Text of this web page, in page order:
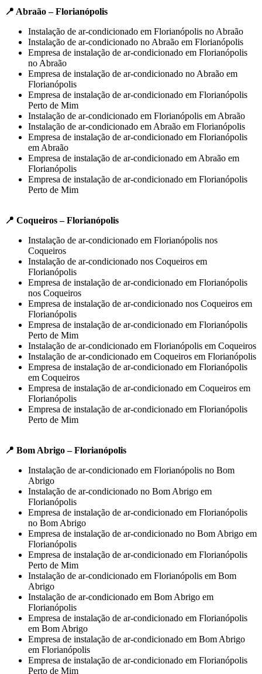
📍 Abraão – Florianópolis
Instalação de ar-condicionado em Florianópolis no Abraão
Instalação de ar-condicionado no Abraão em Florianópolis
Empresa de instalação de ar-condicionado em Florianópolis
no Abraão
Empresa de instalação de ar-condicionado no Abraão em
Florianópolis
Empresa de instalação de ar-condicionado em Florianópolis
Perto de Mim
Instalação de ar-condicionado em Florianópolis em Abraão
Instalação de ar-condicionado em Abraão em Florianópolis
Empresa de instalação de ar-condicionado em Florianópolis
em Abraão
Empresa de instalação de ar-condicionado em Abraão em
Florianópolis
Empresa de instalação de ar-condicionado em Florianópolis
Perto de Mim
📍 Coqueiros – Florianópolis
Instalação de ar-condicionado em Florianópolis nos
Coqueiros
Instalação de ar-condicionado nos Coqueiros em
Florianópolis
Empresa de instalação de ar-condicionado em Florianópolis
nos Coqueiros
Empresa de instalação de ar-condicionado nos Coqueiros em
Florianópolis
Empresa de instalação de ar-condicionado em Florianópolis
Perto de Mim
Instalação de ar-condicionado em Florianópolis em Coqueiros
Instalação de ar-condicionado em Coqueiros em Florianópolis
Empresa de instalação de ar-condicionado em Florianópolis
em Coqueiros
Empresa de instalação de ar-condicionado em Coqueiros em
Florianópolis
Empresa de instalação de ar-condicionado em Florianópolis
Perto de Mim
📍 Bom Abrigo – Florianópolis
Instalação de ar-condicionado em Florianópolis no Bom
Abrigo
Instalação de ar-condicionado no Bom Abrigo em
Florianópolis
Empresa de instalação de ar-condicionado em Florianópolis
no Bom Abrigo
Empresa de instalação de ar-condicionado no Bom Abrigo em
Florianópolis
Empresa de instalação de ar-condicionado em Florianópolis
Perto de Mim
Instalação de ar-condicionado em Florianópolis em Bom
Abrigo
Instalação de ar-condicionado em Bom Abrigo em
Florianópolis
Empresa de instalação de ar-condicionado em Florianópolis
em Bom Abrigo
Empresa de instalação de ar-condicionado em Bom Abrigo
em Florianópolis
Empresa de instalação de ar-condicionado em Florianópolis
Perto de Mim